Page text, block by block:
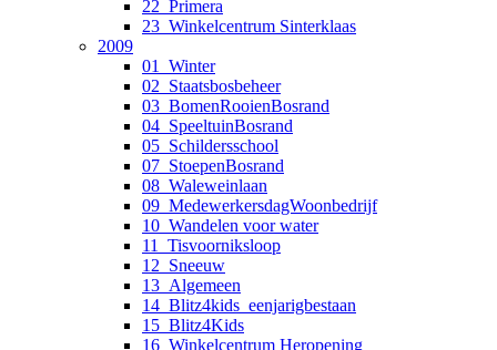
22_Primera
23_Winkelcentrum Sinterklaas
2009
01_Winter
02_Staatsbosbeheer
03_BomenRooienBosrand
04_SpeeltuinBosrand
05_Schildersschool
07_StoepenBosrand
08_Waleweinlaan
09_MedewerkersdagWoonbedrijf
10_Wandelen voor water
11_Tisvoorniksloop
12_Sneeuw
13_Algemeen
14_Blitz4kids_eenjarigbestaan
15_Blitz4Kids
16_Winkelcentrum Heropening